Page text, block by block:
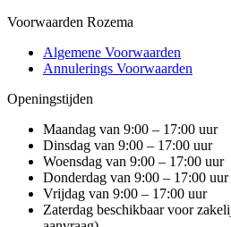
Voorwaarden Rozema
Algemene Voorwaarden
Annulerings Voorwaarden
Openingstijden
Maandag van 9:00 – 17:00 uur
Dinsdag van 9:00 – 17:00 uur
Woensdag van 9:00 – 17:00 uur
Donderdag van 9:00 – 17:00 uur
Vrijdag van 9:00 – 17:00 uur
Zaterdag beschikbaar voor